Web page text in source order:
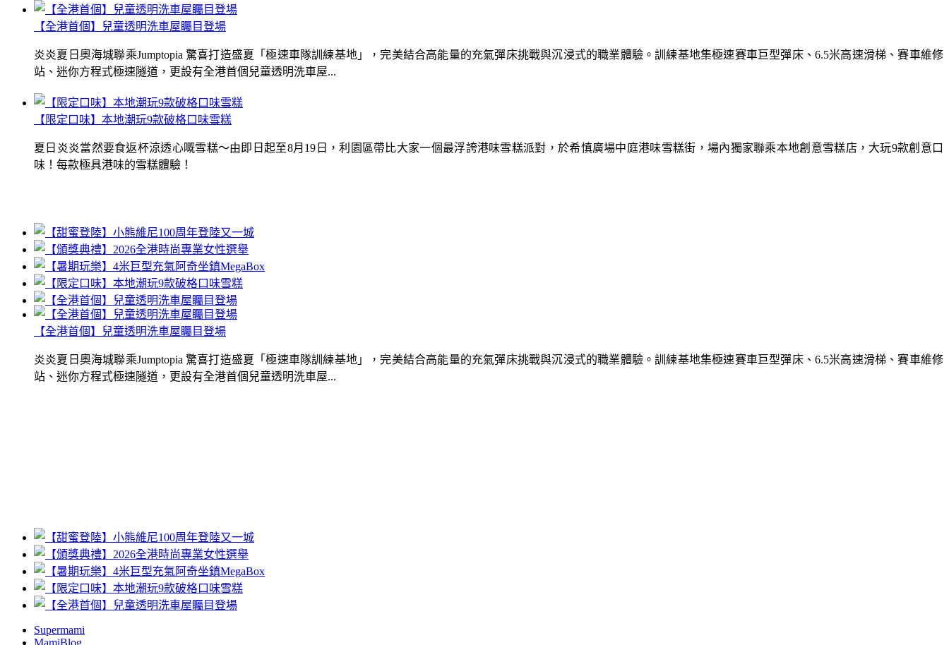
【全港首個】兒童透明洗車屋矚目登場
炎炎夏日奧海城聯乘Jumptopia 驚喜打造盛夏「極速車隊訓練基地」，完美結合高能量的充氣彈床挑戰與沉浸式的職業體驗。訓練基地集極速賽車巨型彈床、6.5米高速滑梯、賽車維修
站、迷你方程式極速隧道，更設有全港首個兒童透明洗車屋...
【限定口味】本地潮玩9款破格口味雪糕
夏日炎炎當然要食返杯涼透心嘅雪糕～由即日起至8月19日，利園區帶比大家一個最浮誇港味雪糕派對，於希慎廣場中庭港味雪糕街，場內獨家聯乘本地創意雪糕店，大玩9款創意口
味！每款極具港味的雪糕體驗！
【全港首個】兒童透明洗車屋矚目登場
炎炎夏日奧海城聯乘Jumptopia 驚喜打造盛夏「極速車隊訓練基地」，完美結合高能量的充氣彈床挑戰與沉浸式的職業體驗。訓練基地集極速賽車巨型彈床、6.5米高速滑梯、賽車維修
站、迷你方程式極速隧道，更設有全港首個兒童透明洗車屋...
Supermami
MamiBlog